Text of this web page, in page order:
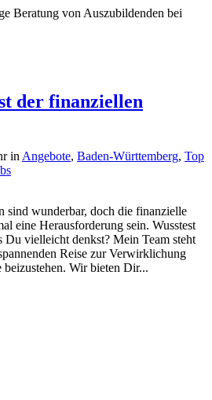
Beratung von Auszubildenden bei
der finanziellen
in Angebote, Baden-Württemberg, Top
sind wunderbar, doch die finanzielle
eine Herausforderung sein. Wusstest
Du vielleicht denkst? Mein Team steht
Reise zur Verwirklichung
Wir bieten Dir...